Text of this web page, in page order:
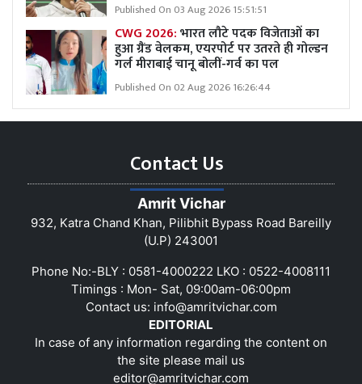
Published On 03 Aug 2026 15:51:51
CWG 2026:भारत लौटे पदक विजेताओं का
हुआ ग्रैंड वेलकम, एयरपोर्ट पर उतरते ही गोल्डन
गर्ल मीराबाई चानू बोलीं-गर्व का पल
Published On 02 Aug 2026 16:26:44
Contact Us
Amrit Vichar
932, Katra Chand Khan, Pilibhit Bypass Road Bareilly
(U.P) 243001
Phone No:-BLY : 0581-4000222 LKO : 0522-4008111
Timings : Mon- Sat, 09:00am-06:00pm
Contact us: info@amritvichar.com
EDITORIAL
In case of any information regarding the content on
the site please mail us
editor@amritvichar.com